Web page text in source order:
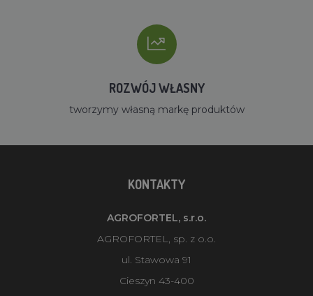
ROZWÓJ WŁASNY
tworzymy własną markę produktów
KONTAKTY
AGROFORTEL, s.r.o.
AGROFORTEL, sp. z o.o.
ul. Stawowa 91
Cieszyn 43-400